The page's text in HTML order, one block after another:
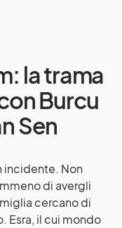
la trama
Burcu
Sen
incidente. Non
di avergli
cercano di
Esra, il cui mondo